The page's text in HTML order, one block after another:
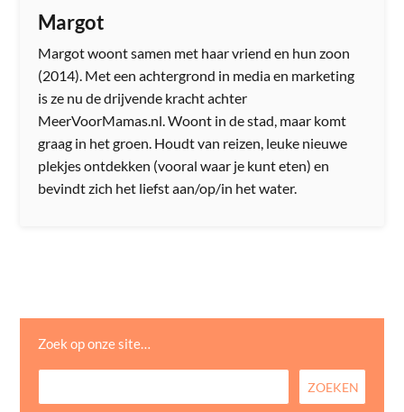
Margot
Margot woont samen met haar vriend en hun zoon
(2014). Met een achtergrond in media en marketing
is ze nu de drijvende kracht achter
MeerVoorMamas.nl. Woont in de stad, maar komt
graag in het groen. Houdt van reizen, leuke nieuwe
plekjes ontdekken (vooral waar je kunt eten) en
bevindt zich het liefst aan/op/in het water.
Zoek op onze site…